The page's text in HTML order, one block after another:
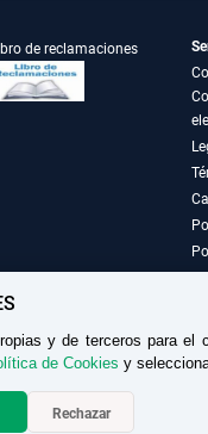
de reclamaciones
y de terceros para el
de Cookies y
Rechazar